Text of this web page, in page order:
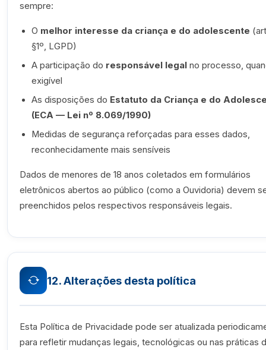
sempre:
O melhor interesse da criança e do adolescente
§1º, LGPD)
A participação do responsável legal no processo,
exigível
As disposições do Estatuto da Criança e do
(ECA — Lei nº 8.069/1990)
Medidas de segurança reforçadas para esses dados,
reconhecidamente mais sensíveis
Dados de menores de 18 anos coletados em formulários
eletrônicos abertos ao público (como a Ouvidoria) devem
preenchidos pelos respectivos responsáveis legais.
12. Alterações desta política
Esta Política de Privacidade pode ser atualizada
para refletir mudanças legais, tecnológicas ou nas práticas